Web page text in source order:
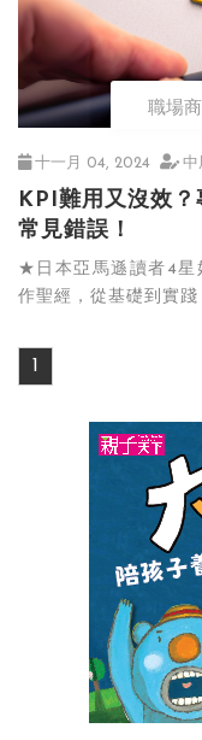
關於我們
職場
十一月 04, 2024 中
KPI難用又沒效
常見錯誤！
★日本亞馬遜讀者4星
作聖經，從基礎到實
1